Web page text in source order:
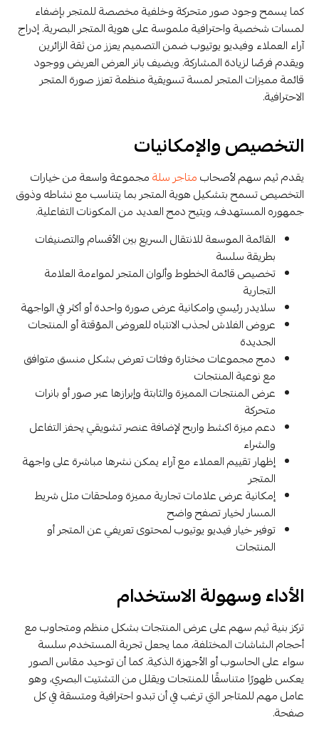
كما يسمح وجود صور متحركة وخلفية مخصصة للمتجر بإضفاء
لمسات شخصية واحترافية ملموسة على هوية المتجر البصرية. إدراج
آراء العملاء وفيديو يوتيوب ضمن التصميم يعزز من ثقة الزائرين
ويقدم فرصًا لزيادة المشاركة. ويضيف بانر العرض العريض ووجود
قائمة مميزات المتجر لمسة تسويقية منظمة تعزز صورة المتجر
الاحترافية.
التخصيص والإمكانيات
يقدم ثيم سهم لأصحابمتاجر سلةمجموعة واسعة من خيارات
التخصيص تسمح بتشكيل هوية المتجر بما يتناسب مع نشاطه وذوق
جمهوره المستهدف، ويتيح دمج العديد من المكونات التفاعلية.
القائمة الموسعة للانتقال السريع بين الأقسام والتصنيفات
بطريقة سلسة
تخصيص قائمة الخطوط وألوان المتجر لمواءمة العلامة
التجارية
سلايدر رئيسي وامكانية عرض صورة واحدة أو أكثر في الواجهة
عروض الفلاش لجذب الانتباه للعروض المؤقتة أو المنتجات
الجديدة
دمج مجموعات مختارة وفئات تعرض بشكل منسق متوافق
مع نوعية المنتجات
عرض المنتجات المميزة والثابتة وإبرازها عبر صور أو بانرات
متحركة
دعم ميزة اكشط واربح لإضافة عنصر تشويقي يحفز التفاعل
والشراء
إظهار تقييم العملاء مع آراء يمكن نشرها مباشرة على واجهة
المتجر
إمكانية عرض علامات تجارية مميزة وملحقات مثل شريط
المسار لخيار تصفح واضح
توفير خيار فيديو يوتيوب لمحتوى تعريفي عن المتجر أو
المنتجات
الأداء وسهولة الاستخدام
تركز بنية ثيم سهم على عرض المنتجات بشكل منظم ومتجاوب مع
أحجام الشاشات المختلفة، مما يجعل تجربة المستخدم سلسة
سواء على الحاسوب أو الأجهزة الذكية. كما أن توحيد مقاس الصور
يعكس ظهورًا متناسقًا للمنتجات ويقلل من التشتيت البصري، وهو
عامل مهم للمتاجر التي ترغب في أن تبدو احترافية ومتسقة في كل
صفحة.